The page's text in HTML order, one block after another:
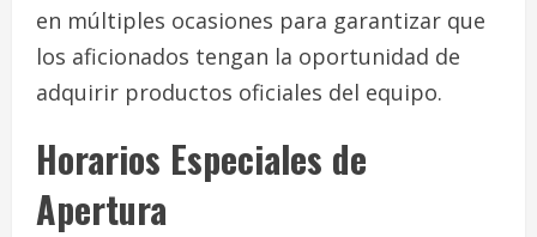
en múltiples ocasiones para garantizar que
los aficionados tengan la oportunidad de
adquirir productos oficiales del equipo.
Horarios Especiales de
Apertura